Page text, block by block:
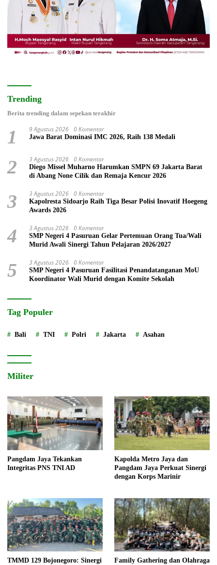
Trending
Berita trending dalam sepekan terakhir
1 9 Agustus 2026 0 Komentar
Jawa Barat Dominasi IMC 2026, Raih 138 Medali
2 3 Agustus 2026 0 Komentar
Diego Missel Muharno Harumkan SMPN 69 Jakarta Barat
di Abang None Cilik dan Remaja Kencur 2026
3 3 Agustus 2026 0 Komentar
Kapolresta Sidoarjo Raih Tiga Besar Polisi Inovatif Hoegeng
Awards 2026
4 3 Agustus 2026 0 Komentar
SMP Negeri 4 Pasuruan Gelar Pertemuan Orang Tua/Wali
Murid Awali Sinergi Tahun Pelajaran 2026/2027
5 3 Agustus 2026 0 Komentar
SMP Negeri 4 Pasuruan Fasilitasi Penandatanganan MoU
Koordinator Wali Murid dengan Komite Sekolah
Tag Populer
Bali TNI Polri Jakarta Asahan
Militer
Pangdam Jaya Tekankan
Integritas PNS TNI AD
Kapolda Metro Jaya dan
Pangdam Jaya Perkuat Sinergi
dengan Korps Marinir
TMMD 129 Bojonegoro: Sinergi
Family Gathering dan Olahraga